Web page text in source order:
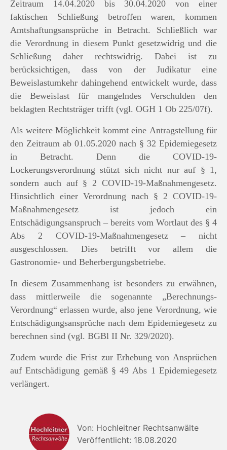
Zeitraum 14.04.2020 bis 30.04.2020 von einer
faktischen Schließung betroffen waren, kommen
Amtshaftungsansprüche in Betracht. Schließlich war
die Verordnung in diesem Punkt gesetzwidrig und die
Schließung daher rechtswidrig. Dabei ist zu
berücksichtigen, dass von der Judikatur eine
Beweislastumkehr dahingehend entwickelt wurde, dass
die Beweislast für mangelndes Verschulden den
beklagten Rechtsträger trifft (vgl. OGH 1 Ob 225/07f).
Als weitere Möglichkeit kommt eine Antragstellung für
den Zeitraum ab 01.05.2020 nach § 32 Epidemiegesetz
in Betracht. Denn die COVID-19-
Lockerungsverordnung stützt sich nicht nur auf § 1,
sondern auch auf § 2 COVID-19-Maßnahmengesetz.
Hinsichtlich einer Verordnung nach § 2 COVID-19-
Maßnahmengesetz ist jedoch ein
Entschädigungsanspruch – bereits vom Wortlaut des § 4
Abs 2 COVID-19-Maßnahmengesetz – nicht
ausgeschlossen. Dies betrifft vor allem die
Gastronomie- und Beherbergungsbetriebe.
In diesem Zusammenhang ist besonders zu erwähnen,
dass mittlerweile die sogenannte „Berechnungs-
Verordnung“ erlassen wurde, also jene Verordnung, wie
Entschädigungsansprüche nach dem Epidemiegesetz zu
berechnen sind (vgl. BGBl II Nr. 329/2020).
Zudem wurde die Frist zur Erhebung von Ansprüchen
auf Entschädigung gemäß § 49 Abs 1 Epidemiegesetz
verlängert.
Von: Hochleitner Rechtsanwälte
Veröffentlicht: 18.08.2020